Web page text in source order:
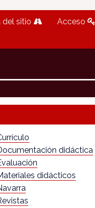
del sitio Acceso
didáctica
didácticos